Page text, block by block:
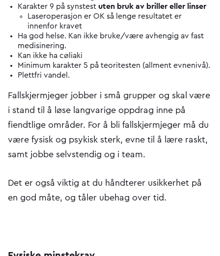
Karakter 9 på synstest uten bruk av briller eller linser
Laseroperasjon er OK så lenge resultatet er
innenfor kravet
Ha god helse. Kan ikke bruke/være avhengig av fast
medisinering.
Kan ikke ha cøliaki
Minimum karakter 5 på teoritesten (allment evnenivå).
Plettfri vandel.
Fallskjermjeger jobber i små grupper og skal være
i stand til å løse langvarige oppdrag inne på
fiendtlige områder. For å bli fallskjermjeger må du
være fysisk og psykisk sterk, evne til å lære raskt,
samt jobbe selvstendig og i team.
Det er også viktig at du håndterer usikkerhet på
en god måte, og tåler ubehag over tid.